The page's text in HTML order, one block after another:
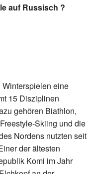
auf Russisch ?
eine
15 Disziplinen
gehören Biathlon,
Skiing und die
Nordens nutzten seit
der ältesten
Komi im Jahr